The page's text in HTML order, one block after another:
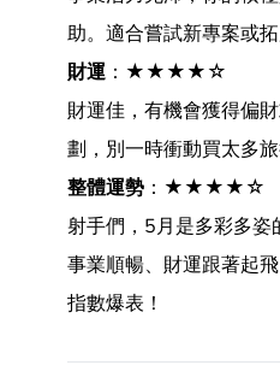
助。適合嘗試新專案或拓
財運 ：★★★★☆
財運佳，有機會獲得偏
劃，別一時衝動買太多旅
整體運勢 ：★★★★☆
射手們，5月是多彩多姿
事業順暢、財運跟著起
指數爆表！